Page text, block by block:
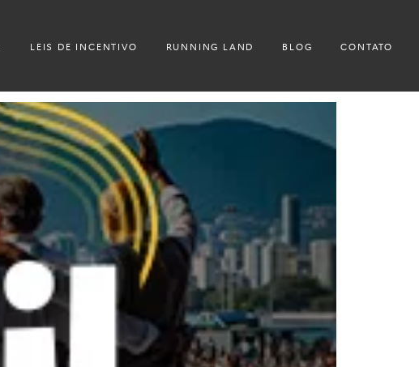
LEIS DE INCENTIVO RUNNING LAND BLOG CONTATO